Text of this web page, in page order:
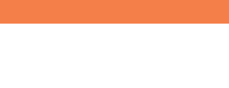
回發票需附上回郵郵票